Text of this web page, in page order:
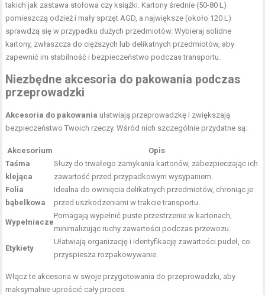
takich jak zastawa stołowa czy książki. Kartony średnie (50-80 L)
pomieszczą odzież i mały sprzęt AGD, a największe (około 120 L)
sprawdzą się w przypadku dużych przedmiotów. Wybieraj solidne
kartony, zwłaszcza do cięższych lub delikatnych przedmiotów, aby
zapewnić im stabilność i bezpieczeństwo podczas transportu.
Niezbędne akcesoria do pakowania podczas
przeprowadzki
Akcesoria do pakowania ułatwiają przeprowadzkę i zwiększają
bezpieczeństwo Twoich rzeczy. Wśród nich szczególnie przydatne są:
Akcesorium
Opis
Taśma
klejąca
Służy do trwałego zamykania kartonów, zabezpieczając ich
zawartość przed przypadkowym wysypaniem.
Folia
bąbelkowa
Idealna do owinięcia delikatnych przedmiotów, chroniąc je
przed uszkodzeniami w trakcie transportu.
Wypełniacze
Pomagają wypełnić puste przestrzenie w kartonach,
minimalizując ruchy zawartości podczas przewozu.
Etykiety
Ułatwiają organizację i identyfikację zawartości pudeł, co
przyspiesza rozpakowywanie.
Włącz te akcesoria w swoje przygotowania do przeprowadzki, aby
maksymalnie uprościć cały proces.